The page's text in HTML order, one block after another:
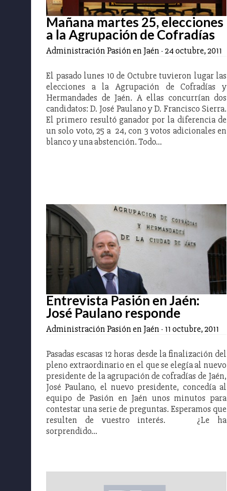
Mañana martes 25, elecciones
a la Agrupación de Cofradías
Administración Pasión en Jaén -24 octubre, 2011
El pasado lunes 10 de Octubre tuvieron lugar las
elecciones a la Agrupación de Cofradías y
Hermandades de Jaén. A ellas concurrían dos
candidatos: D. José Paulano y D. Francisco Sierra.
El primero resultó ganador por la diferencia de
un solo voto, 25 a 24, con 3 votos adicionales en
blanco y una abstención. Todo…
Entrevista Pasión en Jaén:
José Paulano responde
Administración Pasión en Jaén - 11 octubre, 2011
Pasadas escasas 12 horas desde la finalización del
pleno extraordinario en el que se elegía al nuevo
presidente de la agrupación de cofradías de Jaén,
José Paulano, el nuevo presidente, concedía al
equipo de Pasión en Jaén unos minutos para
contestar una serie de preguntas. Esperamos que
resulten de vuestro interés. ¿Le ha
sorprendido…